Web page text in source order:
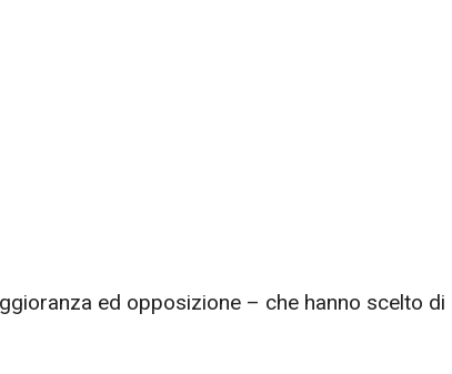
ed opposizione – che hanno scelto di